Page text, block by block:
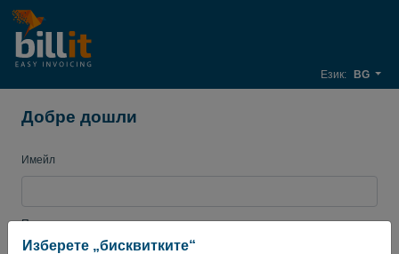
Изберете „бисквитките“
Език: BG
Добре дошли
Имейл
Парола